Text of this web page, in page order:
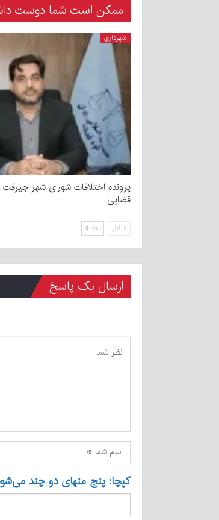
ممکن است شما دوست
شهرداری
پرونده اختلافات شورای شهر
قضایی
قبل بعد
ارسال یک پاسخ
کپچا: پنج منهای دو چند